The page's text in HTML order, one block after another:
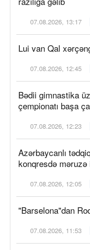
07.08.2026, 13:17
Lui van Qal
07.08.2026, 12:45
Bədii gimnastika
çempionatı başa
07.08.2026, 12:23
Azərbaycanlı
konqresdə məruzə
07.08.2026, 12:05
"Barselona"dan
07.08.2026, 11:53